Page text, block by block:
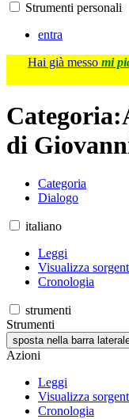
Strumenti personali
entra
Hai già messo mi
Categoria:
di
Categoria
Dialogo
italiano
Leggi
Visualizza
Cronologia
strumenti
Strumenti
sposta nella barra
Azioni
Leggi
Visualizza
Cronologia